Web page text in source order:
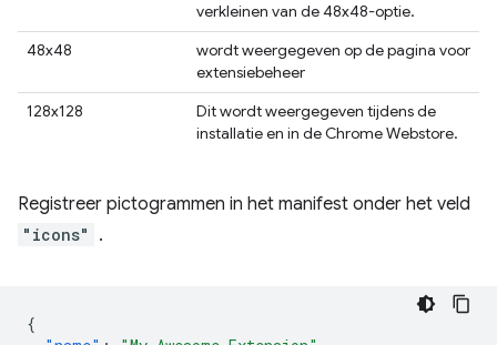
verkleinen van de 48x48-optie.
48x48
wordt weergegeven op de pagina voor
extensiebeheer
128x128
Dit wordt weergegeven tijdens de
installatie en in de Chrome Webstore.
Registreer pictogrammen in het manifest onder het veld
"icons" .
{